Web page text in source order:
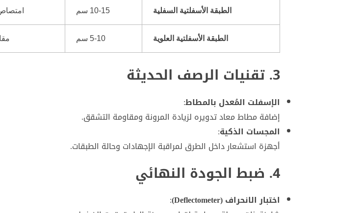
الطبقة الأسفلتية السفلية 10-15 سم
الطبقة الأسفلتية العلوية 5-10 سم
3. تقنيات الرصف الحديثة
الإسفلت المُعدل بالمطاط:
إضافة مطاط معاد تدويره لزيادة المرونة ومقاومة التشقق.
المجسات الذكية:
أجهزة استشعار داخل الطرق لمراقبة الإجهادات وحالة الطبقات.
4. ضبط الجودة النهائي
اختبار الانحراف (Deflectometer)
: